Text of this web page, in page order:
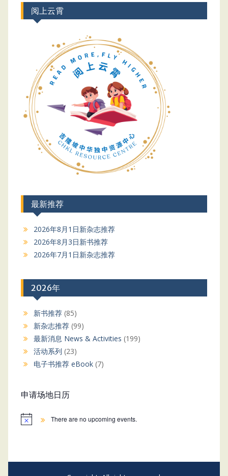
阅上云霄
最新推荐
2026年8月1日新杂志推荐
2026年8月3日新书推荐
2026年7月1日新杂志推荐
2026年
新书推荐(85)
新杂志推荐(99)
最新消息 News & Activities (199)
活动系列 (23)
电子书推荐 eBook(7)
申请场地日历
There are no upcoming events.